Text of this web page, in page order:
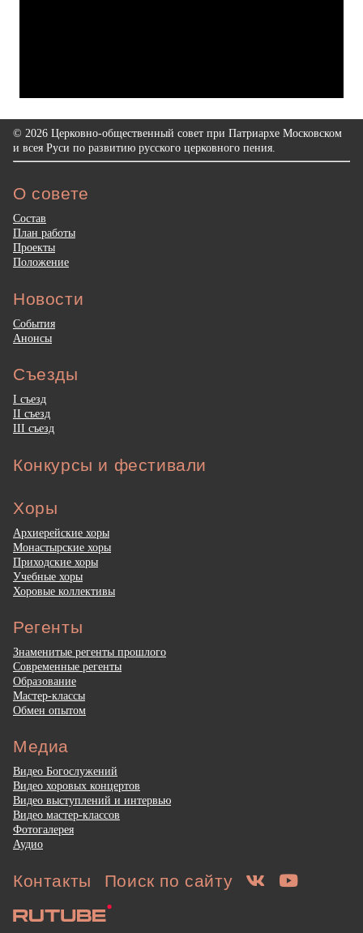
© 2026 Церковно-общественный совет при Патриархе Московском
и всея Руси по развитию русского церковного пения.
О совете
Состав
План работы
Проекты
Положение
Новости
События
Анонсы
Съезды
I съезд
II съезд
III съезд
Конкурсы и фестивали
Хоры
Архиерейские хоры
Монастырские хоры
Приходские хоры
Учебные хоры
Хоровые коллективы
Регенты
Знаменитые регенты прошлого
Современные регенты
Образование
Мастер-классы
Обмен опытом
Медиа
Видео Богослужений
Видео хоровых концертов
Видео выступлений и интервью
Видео мастер-классов
Фотогалерея
Аудио
Контакты Поиск по сайту